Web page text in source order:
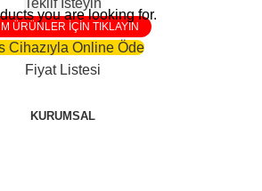
Teklif İsteyin
ÜRÜNLER İÇİN TIKLAYIN
Cihazıyla Online Öde
Fiyat Listesi
KURUMSAL
you are looking for.